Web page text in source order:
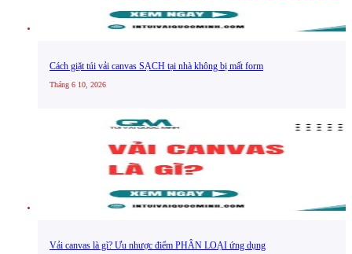
Cách giặt túi vải canvas SẠCH tại nhà không bị mất form
Tháng 6 10, 2026
Vải canvas là gì? Ưu nhược điểm PHÂN LOẠI ứng dụng